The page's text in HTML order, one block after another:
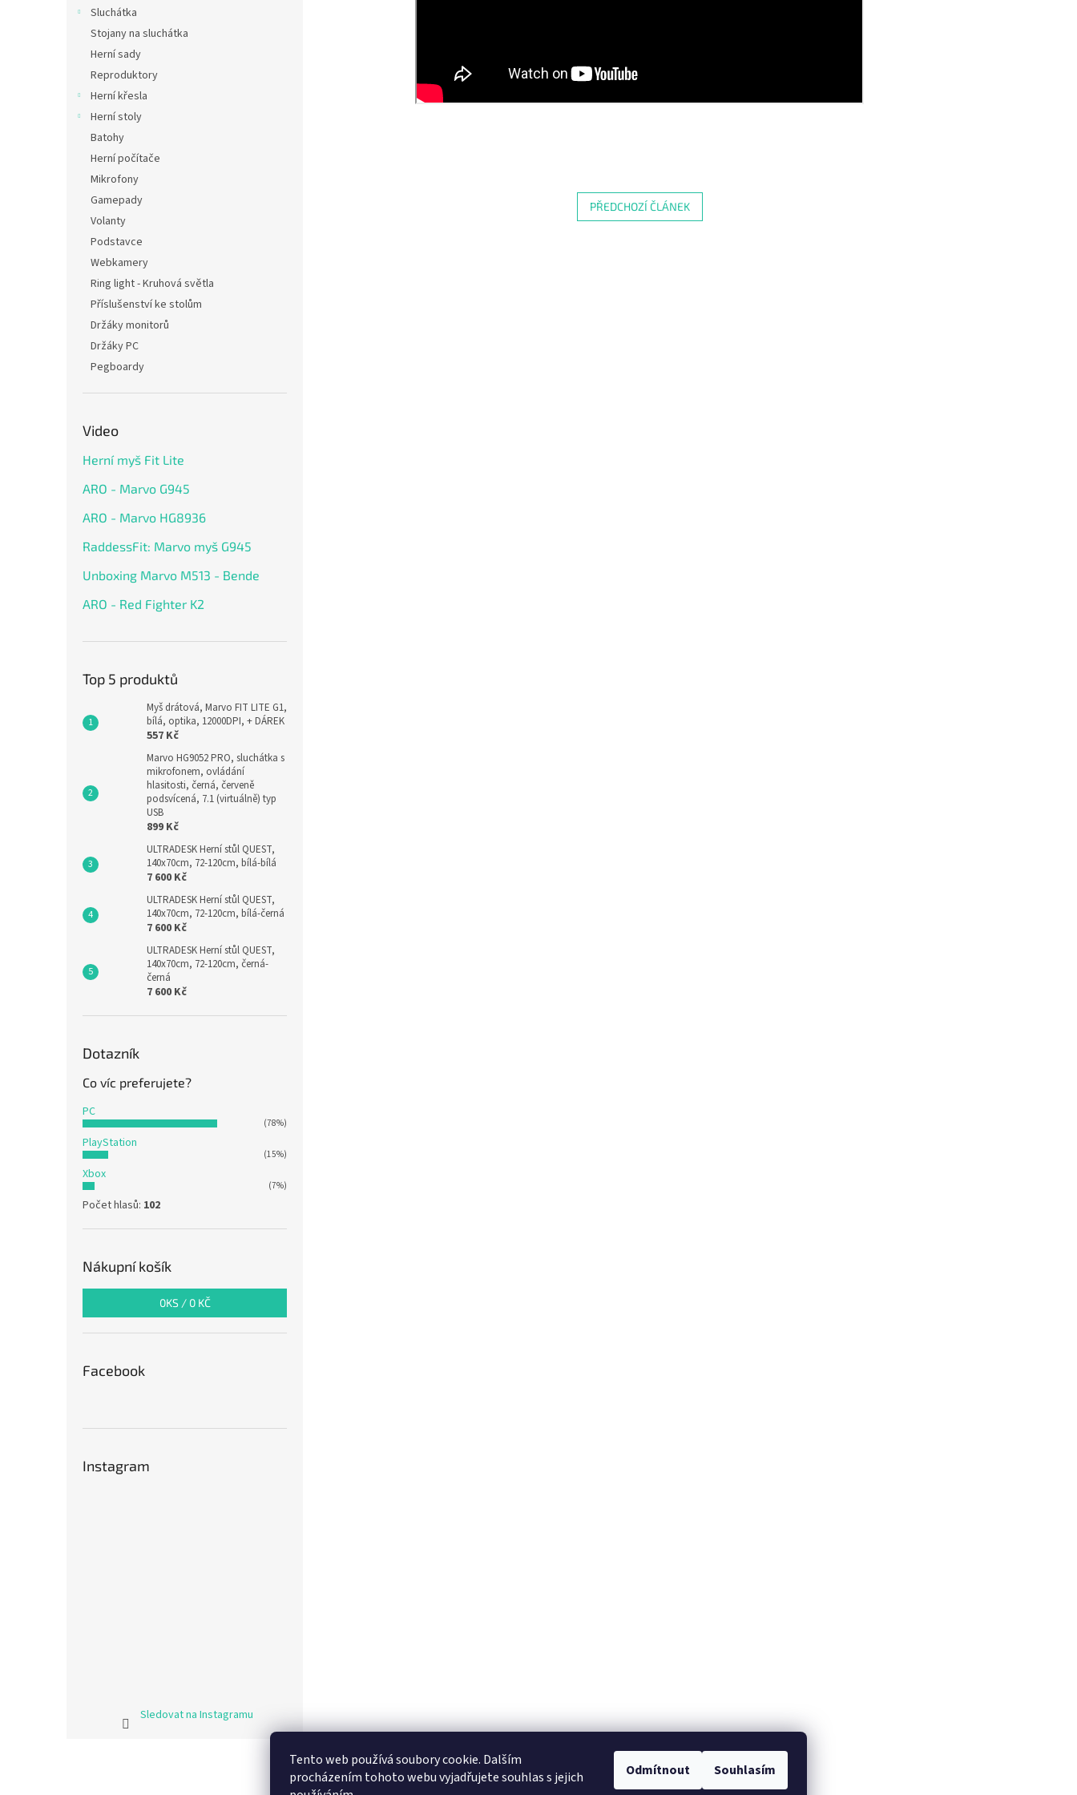
Tento web používá soubory cookie. Dalším
procházením tohoto webu vyjadřujete souhlas s jejich
Odmítnout Souhlasím
Sluchátka
Stojany na sluchátka
Herní sady
Reproduktory
Herní křesla
Herní stoly
Batohy
Herní počítače
Mikrofony
Gamepady
Volanty
Podstavce
Webkamery
Ring light - Kruhová světla
Příslušenství ke stolům
Držáky monitorů
Držáky PC
Pegboardy
Video
Herní myš Fit Lite
ARO - Marvo G945
ARO - Marvo HG8936
RaddessFit: Marvo myš G945
Unboxing Marvo M513 - Bende
ARO - Red Fighter K2
Top 5 produktů
Myš drátová, Marvo FIT LITE G1,
bílá, optika, 12000DPI, + DÁREK
557 Kč
Marvo HG9052 PRO, sluchátka s
mikrofonem, ovládání
hlasitosti, černá, červeně
podsvícená, 7.1 (virtuálně) typ
USB
899 Kč
ULTRADESK Herní stůl QUEST,
140x70cm, 72-120cm, bílá-bílá
7 600 Kč
ULTRADESK Herní stůl QUEST,
140x70cm, 72-120cm, bílá-černá
7 600 Kč
ULTRADESK Herní stůl QUEST,
140x70cm, 72-120cm, černá-
černá
7 600 Kč
Dotazník
Co víc preferujete?
PC
(78%)
PlayStation
(15%)
Xbox
(7%)
Počet hlasů: 102
Nákupní košík
0KS / 0 KČ
Facebook
Instagram
Sledovat na Instagramu
PŘEDCHOZÍ ČLÁNEK
E-BLUE.CZ Marvo Gaming Red Fighter Jak vybrat herní stůl